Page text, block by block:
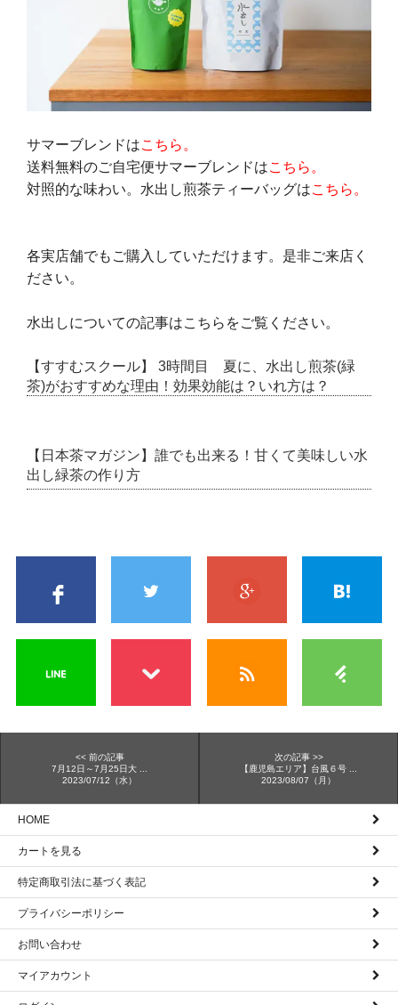
サマーブレンドはこちら。
送料無料のご自宅便サマーブレンドはこちら。
対照的な味わい。水出し煎茶ティーバッグはこちら。
各実店舗でもご購入していただけます。是非ご来店く
ださい。
水出しについての記事はこちらをご覧ください。
【すすむスクール】 3時間目 夏に、水出し煎茶(緑
茶)がおすすめな理由！効果効能は？いれ方は？
【日本茶マガジン】誰でも出来る！甘くて美味しい水
出し緑茶の作り方
<< 前の記事
7月12日～7月25日大 ...
2023/07/12（水）
次の記事 >>
【鹿児島エリア】台風６号 ...
2023/08/07（月）
HOME
カートを見る
特定商取引法に基づく表記
プライバシーポリシー
お問い合わせ
マイアカウント